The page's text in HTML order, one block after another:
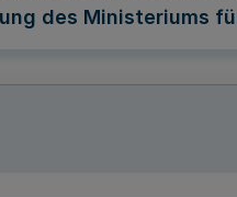
des Ministeriums